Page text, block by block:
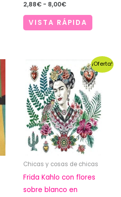
2,88€ - 8,00€Rango
precios:
VISTA RÁPIDA
¡Oferta!
Chicas y cosas de chicas
Frida Kahlo con flores
sobre blanco en